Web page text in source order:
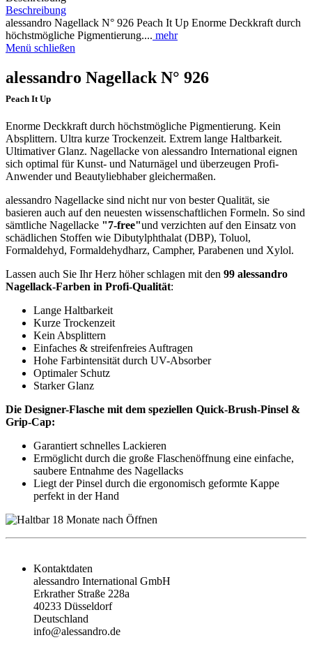
Beschreibung
alessandro Nagellack N° 926 Peach It Up Enorme Deckkraft durch
höchstmögliche Pigmentierung.... mehr
Menü schließen
alessandro Nagellack N° 926
Peach It Up
Enorme Deckkraft durch höchstmögliche Pigmentierung. Kein
Absplittern. Ultra kurze Trockenzeit. Extrem lange Haltbarkeit.
Ultimativer Glanz. Nagellacke von alessandro International eignen
sich optimal für Kunst- und Naturnägel und überzeugen Profi-
Anwender und Beautyliebhaber gleichermaßen.
alessandro Nagellacke sind nicht nur von bester Qualität, sie
basieren auch auf den neuesten wissenschaftlichen Formeln. So sind
sämtliche Nagellacke "7-free"und verzichten auf den Einsatz von
schädlichen Stoffen wie Dibutylphthalat (DBP), Toluol,
Formaldehyd, Formaldehydharz, Campher, Parabenen und Xylol.
Lassen auch Sie Ihr Herz höher schlagen mit den 99 alessandro
Nagellack-Farben in Profi-Qualität:
Lange Haltbarkeit
Kurze Trockenzeit
Kein Absplittern
Einfaches & streifenfreies Auftragen
Hohe Farbintensität durch UV-Absorber
Optimaler Schutz
Starker Glanz
Die Designer-Flasche mit dem speziellen Quick-Brush-Pinsel &
Grip-Cap:
Garantiert schnelles Lackieren
Ermöglicht durch die große Flaschenöffnung eine einfache,
saubere Entnahme des Nagellacks
Liegt der Pinsel durch die ergonomisch geformte Kappe
perfekt in der Hand
Kontaktdaten
alessandro International GmbH
Erkrather Straße 228a
40233 Düsseldorf
Deutschland
info@alessandro.de